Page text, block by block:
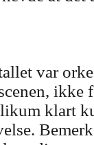
var
ikke
klart